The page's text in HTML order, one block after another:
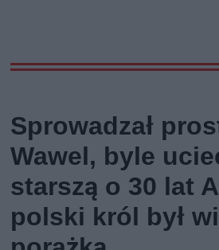
Sprowadzał
Wawel, byle
starszą o 30 lat
polski król był